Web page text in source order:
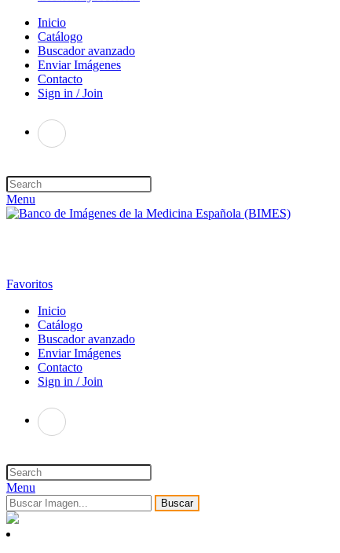
Inicio
Catálogo
Buscador avanzado
Enviar Imágenes
Contacto
Sign in / Join
Menu
Favoritos
Inicio
Catálogo
Buscador avanzado
Enviar Imágenes
Contacto
Sign in / Join
Menu
Buscar